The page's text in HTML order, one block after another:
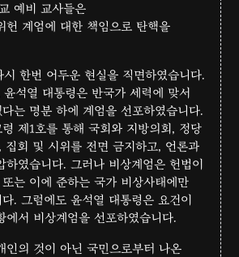
예비 교사들은
헌 계엄에 대한 책임으로 탄핵을
한번 어두운 현실을 직면하였습니다.
석열 대통령은 반국가 세력에 맞서
는 명분 하에 계엄을 선포하였습니다.
제1호를 통해 국회와 지방의회, 정당
집회 및 시위를 전면 금지하고, 언론과
하였습니다. 그러나 비상계엄은 헌법이
는 이에 준하는 국가 비상사태에만
. 그럼에도 윤석열 대통령은 요건이
에서 비상계엄을 선포하였습니다.
인의 것이 아닌 국민으로부터 나온